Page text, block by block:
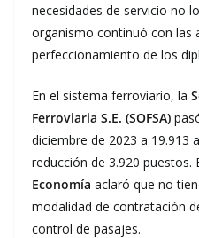
necesidades de servicio no
organismo continuó con las
perfeccionamiento de los
En el sistema ferroviario, la
Ferroviaria S.E. (SOFSA)
diciembre de 2023 a 19.913
reducción de 3.920 puestos.
Economía aclaró que no
modalidad de contratación
control de pasajes.